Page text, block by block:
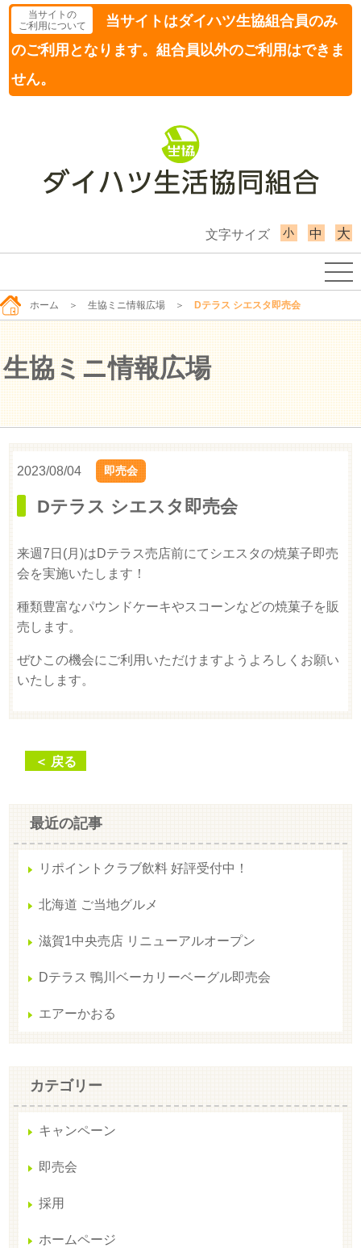
当サイトの
ご利用について
当サイトはダイハツ生協組合員のみ
のご利用となります。組合員以外のご利用はできま
せん。
文字サイズ 小 中 大
ホーム ＞ 生協ミニ情報広場 ＞ Dテラス シエスタ即売会
生協ミニ情報広場
2023/08/04 即売会
Dテラス シエスタ即売会
来週7日(月)はDテラス売店前にてシエスタの焼菓子即売
会を実施いたします！
種類豊富なパウンドケーキやスコーンなどの焼菓子を販
売します。
ぜひこの機会にご利用いただけますようよろしくお願い
いたします。
＜ 戻る
最近の記事
リポイントクラブ飲料 好評受付中！
北海道 ご当地グルメ
滋賀1中央売店 リニューアルオープン
Dテラス 鴨川ベーカリーベーグル即売会
エアーかおる
カテゴリー
キャンペーン
即売会
採用
ホームページ